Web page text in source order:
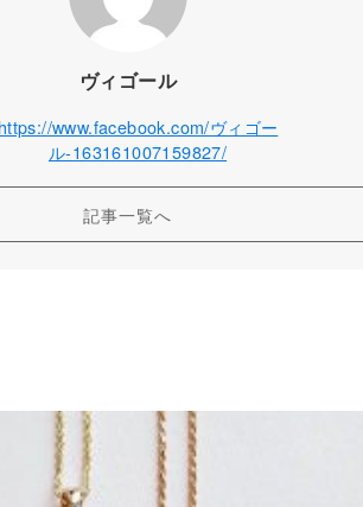
ヴィゴール
https://www.facebook.com/ヴィゴー
ル-163161007159827/
記事一覧へ